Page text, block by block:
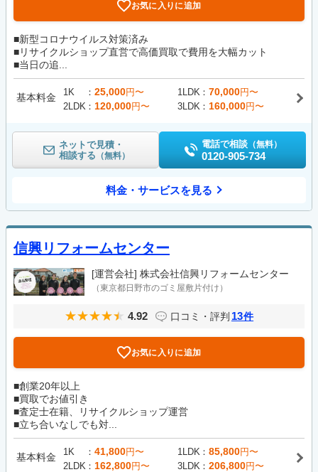
お気に入りに追加
■新型コロナウイルス対策済み
■リサイクルショップ直営で高価買取で費用を大幅カット
■当日の追...
基本料金 1K 25,000円〜 1LDK 70,000円〜
2LDK
120,000円〜 3LDK 160,000円〜
ネットで見積・
相談する （無料）
電話で相談 （無料）
0120-905-734
料金・サービスを見る
信興リフォームセンター
[運営会社] 株式会社信興リフォームセンター
（東京都日野市のゴミ屋敷片付け）
4.92 口コミ・評判 13件
お気に入りに追加
■創業20年以上
■買取でお値引き
■査定士在籍、リサイクルショップ運営
■立ち合いなしでも対...
基本料金 1K 41,800円〜 1LDK 85,800円〜
2LDK
162,800円〜 3LDK 206,800円〜